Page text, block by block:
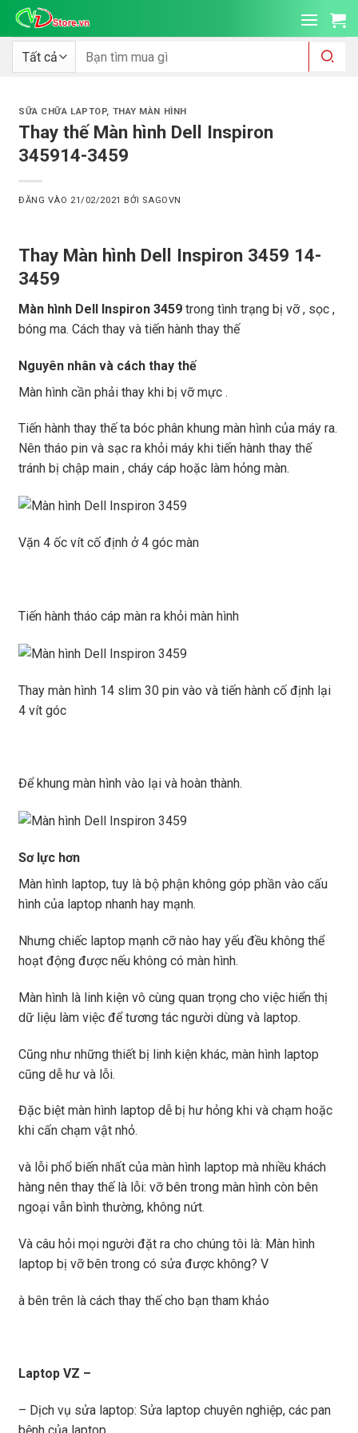
qua
dung
Tìm
kiếm:
SỮA CHỮA LAPTOP, THAY MÀN HÌNH
Thay thế Màn hình Dell Inspiron
345914-3459
ĐĂNG VÀO 21/02/2021 BỞI SAGOVN
Thay Màn hình Dell Inspiron 3459 14-
3459
Màn hình Dell Inspiron 3459 trong tình trạng bị vỡ , sọc ,
bóng ma. Cách thay và tiến hành thay thế
Nguyên nhân và cách thay thế
Màn hình cần phải thay khi bị vỡ mực .
Tiến hành thay thế ta bóc phân khung màn hình của máy ra.
Nên tháo pin và sạc ra khỏi máy khi tiến hành thay thế
tránh bị chập main , cháy cáp hoặc làm hỏng màn.
Vặn 4 ốc vít cố định ở 4 góc màn
Tiến hành tháo cáp màn ra khỏi màn hình
Thay màn hình 14 slim 30 pin vào và tiến hành cố định lại
4 vít góc
Để khung màn hình vào lại và hoàn thành.
Sơ lực hơn
Màn hình laptop, tuy là bộ phận không góp phần vào cấu
hình của laptop nhanh hay mạnh.
Nhưng chiếc laptop mạnh cỡ nào hay yếu đều không thể
hoạt động được nếu không có màn hình.
Màn hình là linh kiện vô cùng quan trọng cho việc hiển thị
dữ liệu làm việc để tương tác người dùng và laptop.
Cũng như những thiết bị linh kiện khác, màn hình laptop
cũng dễ hư và lỗi.
Đặc biệt màn hình laptop dễ bị hư hỏng khi và chạm hoặc
khi cấn chạm vật nhỏ.
và lỗi phổ biến nhất của màn hình laptop mà nhiều khách
hàng nên thay thế là lỗi: vỡ bên trong màn hình còn bên
ngoại vẫn bình thường, không nứt.
Và câu hỏi mọi người đặt ra cho chúng tôi là: Màn hình
laptop bị vỡ bên trong có sửa được không? V
à bên trên là cách thay thế cho bạn tham khảo
Laptop VZ –
– Dịch vụ sửa laptop: Sửa laptop chuyên nghiệp, các pan